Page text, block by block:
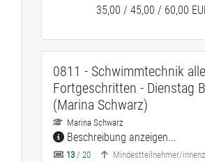
35,00 / 45,00 / 60,00
0811 - Schwimmtechnik
Fortgeschritten - Dienstag
(Marina Schwarz)
Marina Schwarz
Beschreibung anzeigen...
13 / 20
Mindestteilnehmer/